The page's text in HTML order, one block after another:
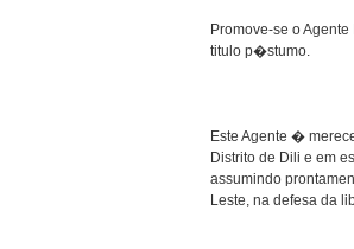
Promove-se o
titulo p�stumo.
Este Agente �
Distrito de Dili e em
assumindo
Leste, na defesa da